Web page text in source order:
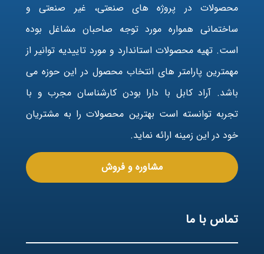
محصولات در پروژه های صنعتی، غیر صنعتی و
ساختمانی همواره مورد توجه صاحبان مشاغل بوده
است. تهیه محصولات استاندارد و مورد تاییدیه توانیر از
مهمترین پارامتر های انتخاب محصول در این حوزه می
باشد. آراد کابل با دارا بودن کارشناسان مجرب و با
تجربه توانسته است بهترین محصولات را به مشتریان
خود در این زمینه ارائه نماید.
مشاوره و فروش
تماس با ما